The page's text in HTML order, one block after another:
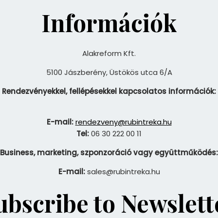
Információk
Alakreform Kft.
5100 Jászberény, Üstökös utca 6/A
Rendezvényekkel, fellépésekkel kapcsolatos információk:
E-mail: rendezveny@rubintreka.hu
Tel:06 30 222 00 11
Business, marketing, szponzoráció vagy együttműködés:
E-mail:sales@rubintreka.hu
to